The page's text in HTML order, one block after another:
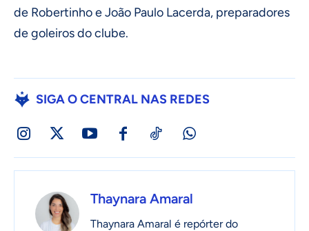
de Robertinho e João Paulo Lacerda, preparadores
de goleiros do clube.
SIGA O CENTRAL NAS REDES
Thaynara Amaral
Thaynara Amaral é repórter do